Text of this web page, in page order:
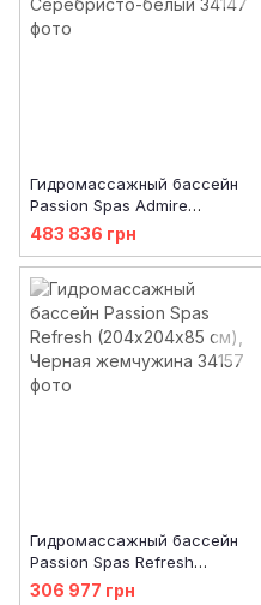
Гидромассажный бассейн
Passion Spas Admire
(230х230х91 см),
Серебристо-белый
483 836 грн
Гидромассажный бассейн
Passion Spas Refresh
(204х204х85 см), Черная
306 977 грн